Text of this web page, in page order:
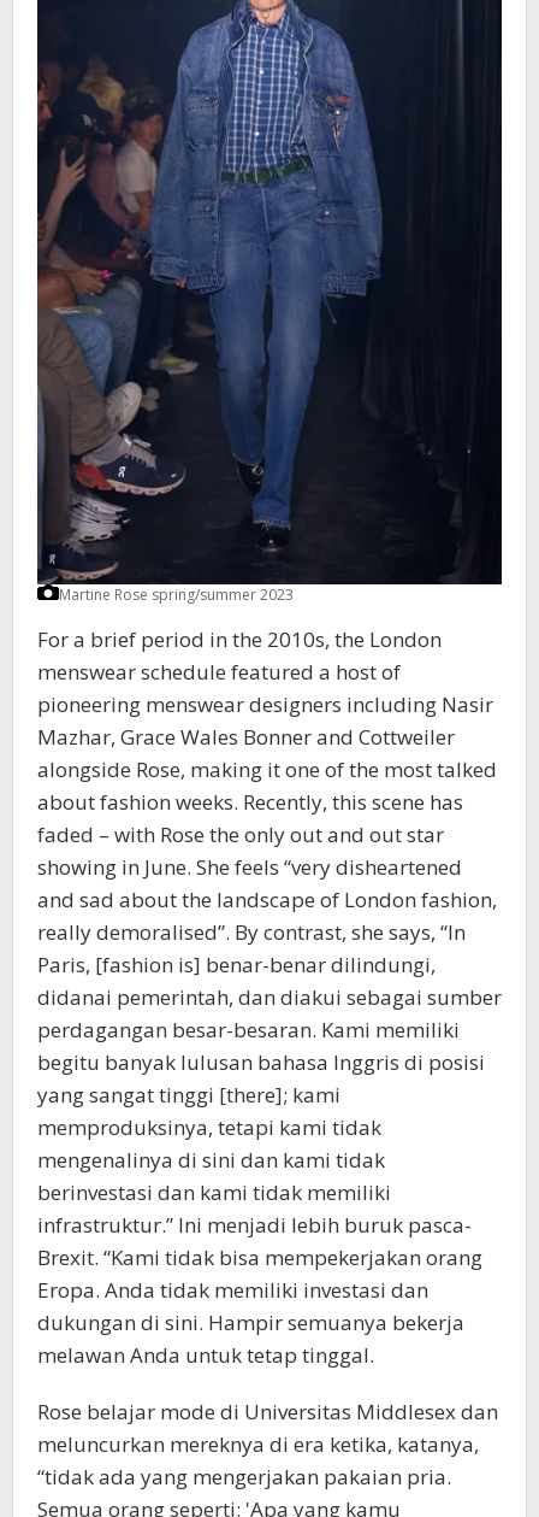
Martine Rose spring/summer 2023
For a brief period in the 2010s, the London
menswear schedule featured a host of
pioneering menswear designers including Nasir
Mazhar, Grace Wales Bonner and Cottweiler
alongside Rose, making it one of the most talked
about fashion weeks. Recently, this scene has
faded – with Rose the only out and out star
showing in June. She feels “very disheartened
and sad about the landscape of London fashion,
really demoralised”. By contrast, she says, “In
Paris, [fashion is] benar-benar dilindungi,
didanai pemerintah, dan diakui sebagai sumber
perdagangan besar-besaran. Kami memiliki
begitu banyak lulusan bahasa Inggris di posisi
yang sangat tinggi [there]; kami
memproduksinya, tetapi kami tidak
mengenalinya di sini dan kami tidak
berinvestasi dan kami tidak memiliki
infrastruktur.” Ini menjadi lebih buruk pasca-
Brexit. “Kami tidak bisa mempekerjakan orang
Eropa. Anda tidak memiliki investasi dan
dukungan di sini. Hampir semuanya bekerja
melawan Anda untuk tetap tinggal.
Rose belajar mode di Universitas Middlesex dan
meluncurkan mereknya di era ketika, katanya,
“tidak ada yang mengerjakan pakaian pria.
Semua orang seperti: 'Apa yang kamu